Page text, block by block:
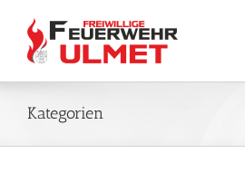
springen
Kategorien